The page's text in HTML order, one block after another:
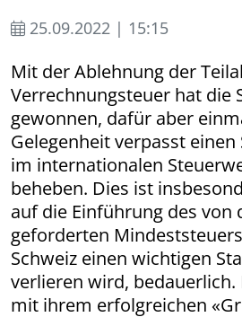
25.09.2022 | 15:15
Mit der Ablehnung der
Verrechnungsteuer hat die
gewonnen, dafür aber
Gelegenheit verpasst
im internationalen
beheben. Dies ist
auf die Einführung des von
geforderten
Schweiz einen wichtigen
verlieren wird, bedauerlich.
mit ihrem erfolgreichen